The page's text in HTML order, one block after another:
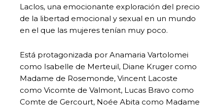
Laclos, una emocionante exploración del precio
de la libertad emocional y sexual en un mundo
en el que las mujeres tenían muy poco.
Está protagonizada por Anamaria Vartolomei
como Isabelle de Merteuil, Diane Kruger como
Madame de Rosemonde, Vincent Lacoste
como Vicomte de Valmont, Lucas Bravo como
Comte de Gercourt, Noée Abita como Madame